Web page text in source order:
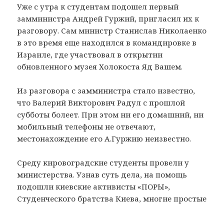
Уже с утра к студентам подошел первый
замминистра Андрей Гуржий, пригласил их к
разговору. Сам министр Станислав Николаенко
в это время еще находился в командировке в
Израиле, где участвовал в открытии
обновленного музея Холокоста Яд Вашем.
Из разговора с замминистра стало известно,
что Валерий Викторович Радул с прошлой
субботы болеет. При этом ни его домашний, ни
мобильный телефоны не отвечают,
местонахождение его А.Гуржию неизвестно.
Среду кировоградские студенты провели у
министерства. Узнав суть дела, на помощь
подошли киевские активисты «ПОРЫ»,
Студенческого братства Киева, многие простые